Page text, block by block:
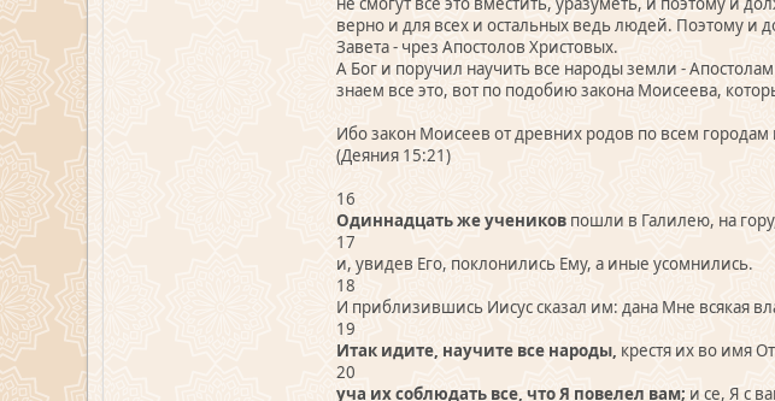
верно и для всех и остальных ведь людей. Поэтому и
Завета - чрез Апостолов Христовых.
А Бог и поручил научить все народы земли -
знаем все это, вот по подобию закона Моисеева,
Ибо закон Моисеев от древних родов по всем
(Деяния 15:21)
16
Одиннадцать же учеников пошли в Галилею, на
17
и, увидев Его, поклонились Ему, а иные усомнились.
18
И приблизившись Иисус сказал им: дана Мне всякая
19
Итак идите, научите все народы, крестя их во имя
20
уча их соблюдать все, что Я повелел вам; и се, Я с